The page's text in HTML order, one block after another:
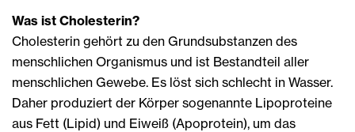
Was ist Cholesterin?
Cholesterin gehört zu den Grundsubstanzen des
menschlichen Organismus und ist Bestandteil aller
menschlichen Gewebe. Es löst sich schlecht in Wasser.
Daher produziert der Körper sogenannte Lipoproteine
aus Fett (Lipid) und Eiweiß (Apoprotein), um das